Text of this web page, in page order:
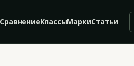
СравнениеКлассыМаркиСтатьи